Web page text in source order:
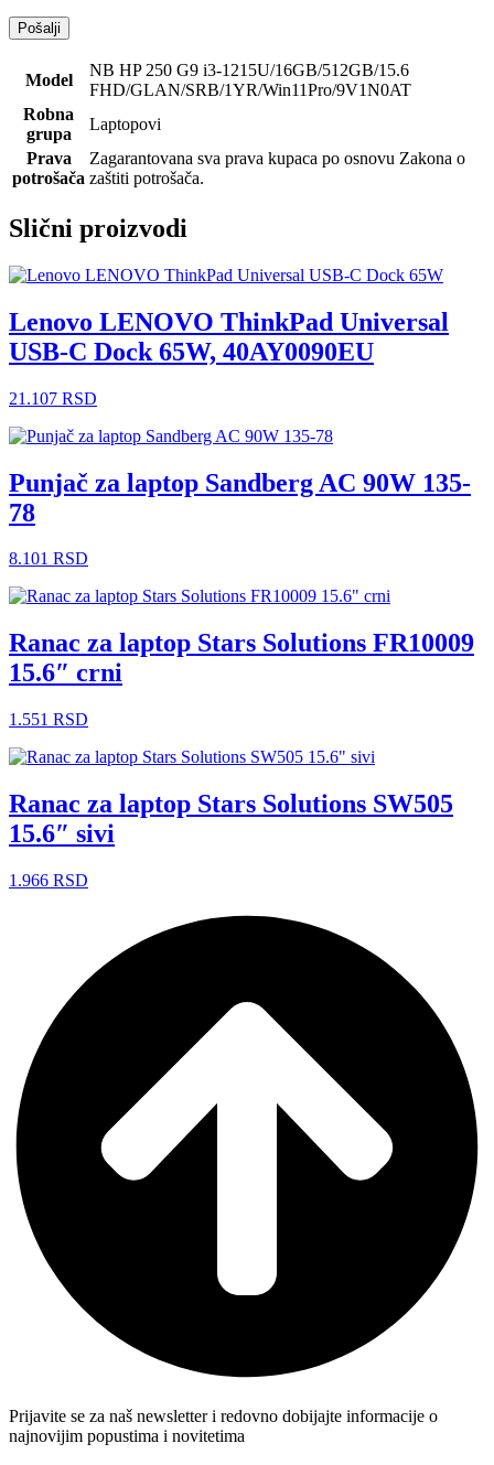
Model
NB HP 250 G9 i3-1215U/16GB/512GB/15.6
FHD/GLAN/SRB/1YR/Win11Pro/9V1N0AT
Robna
grupa
Laptopovi
Prava
potrošača
Zagarantovana sva prava kupaca po osnovu Zakona o
zaštiti potrošača.
Slični proizvodi
Lenovo LENOVO ThinkPad Universal
USB-C Dock 65W, 40AY0090EU
21.107 RSD
Punjač za laptop Sandberg AC 90W 135-
78
8.101 RSD
Ranac za laptop Stars Solutions FR10009
15.6″ crni
1.551 RSD
Ranac za laptop Stars Solutions SW505
15.6″ sivi
1.966 RSD
Prijavite se za naš newsletter i redovno dobijajte informacije o
najnovijim popustima i novitetima